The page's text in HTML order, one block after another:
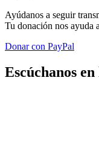
Ayúdanos a seguir
Tu donación nos ayuda
Donar con PayPal
Escúchanos